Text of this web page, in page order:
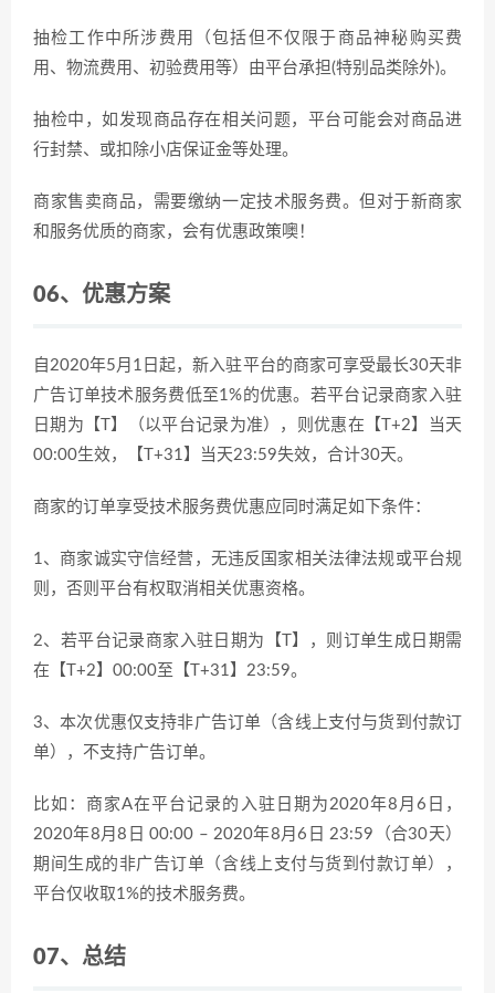
抽检工作中所涉费用（包括但不仅限于商品神秘购买费
用、物流费用、初验费用等）由平台承担(特别品类除外)。
抽检中，如发现商品存在相关问题，平台可能会对商品进
行封禁、或扣除小店保证金等处理。
商家售卖商品，需要缴纳一定技术服务费。但对于新商家
和服务优质的商家，会有优惠政策噢！
06、 优惠方案
自2020年5月1日起，新入驻平台的商家可享受最长30天非
广告订单技术服务费低至1%的优惠。若平台记录商家入驻
日期为【T】（以平台记录为准），则优惠在【T+2】当天
00:00生效，【T+31】当天23:59失效，合计30天。
商家的订单享受技术服务费优惠应同时满足如下条件：
1、商家诚实守信经营，无违反国家相关法律法规或平台规
则，否则平台有权取消相关优惠资格。
2、若平台记录商家入驻日期为【T】，则订单生成日期需
在【T+2】00:00至【T+31】23:59。
3、本次优惠仅支持非广告订单（含线上支付与货到付款订
单），不支持广告订单。
比如：商家A在平台记录的入驻日期为2020年8月6日，
2020年8月8日 00:00 – 2020年8月6日 23:59（合30天）
期间生成的非广告订单（含线上支付与货到付款订单），
平台仅收取1%的技术服务费。
07、 总结